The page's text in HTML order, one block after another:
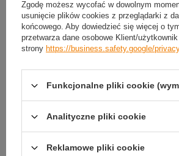
HMS Talerz Olimpijski Na Gryf Sztangę
Bumper Do Ćwiczeń 2 x 5 kg
324,48 zł / para
Zgodę możesz wycofać w dowolnym
usunięcie plików cookies z przeglądarki z
końcowego. Aby dowiedzieć się więcej o
przetwarza dane osobowe Klient/
strony https://business.safety.google/
Funkcjonalne pliki cookie
Analityczne pliki cookie
Reklamowe pliki cookie